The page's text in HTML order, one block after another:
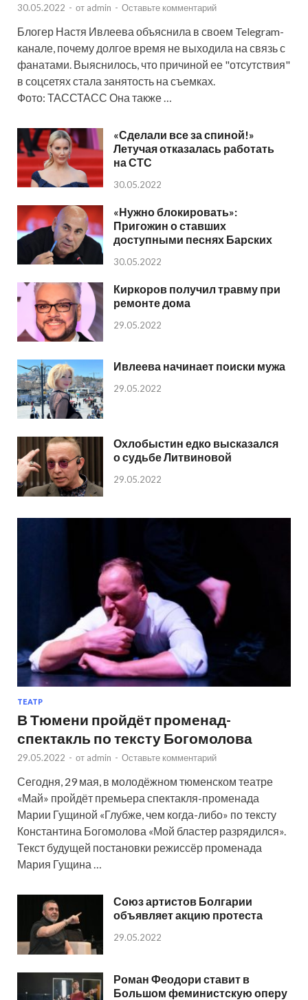
30.05.2022 - от admin - Оставьте комментарий
Блогер Настя Ивлеева объяснила в своем Telegram-
канале, почему долгое время не выходила на связь с
фанатами. Выяснилось, что причиной ее "отсутствия"
в соцсетях стала занятость на съемках.
Фото: ТАССТАСС Она также …
«Сделали все за спиной!»
Летучая отказалась работать
на СТС
30.05.2022
«Нужно блокировать»:
Пригожин о ставших
доступными песнях Барских
30.05.2022
Киркоров получил травму при
ремонте дома
29.05.2022
Ивлеева начинает поиски мужа
29.05.2022
Охлобыстин едко высказался
о судьбе Литвиновой
29.05.2022
ТЕАТР
В Тюмени пройдёт променад-
спектакль по тексту Богомолова
29.05.2022 - от admin - Оставьте комментарий
Сегодня, 29 мая, в молодёжном тюменском театре
«Май» пройдёт премьера спектакля-променада
Марии Гущиной «Глубже, чем когда-либо» по тексту
Константина Богомолова «Мой бластер разрядился».
Текст будущей постановки режиссёр променада
Мария Гущина …
Союз артистов Болгарии
объявляет акцию протеста
29.05.2022
Роман Феодори ставит в
Большом феминистскую оперу